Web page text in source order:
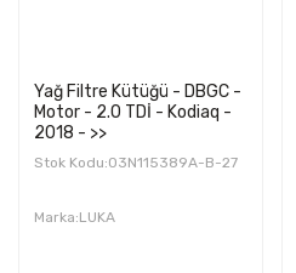
Yağ Filtre Kütüğü - DBGC -
Motor - 2.0 TDİ - Kodiaq -
2018 - >>
Stok Kodu:03N115389A-B-27
Marka:LUKA